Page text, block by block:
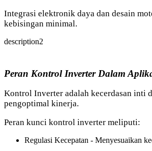
Integrasi elektronik daya dan desain
kebisingan minimal.
description2
Peran Kontrol Inverter Dalam
Kontrol Inverter adalah kecerdasan inti
pengoptimal kinerja.
Peran kunci kontrol inverter meliputi:
Regulasi Kecepatan - Menyesuaikan